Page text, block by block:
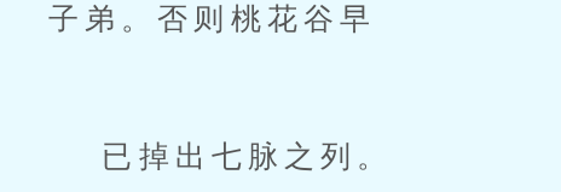
子弟。否则桃花谷早
已掉出七脉之列。